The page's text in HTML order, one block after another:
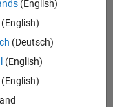
(English)
(Deutsch)
(English)
(English)